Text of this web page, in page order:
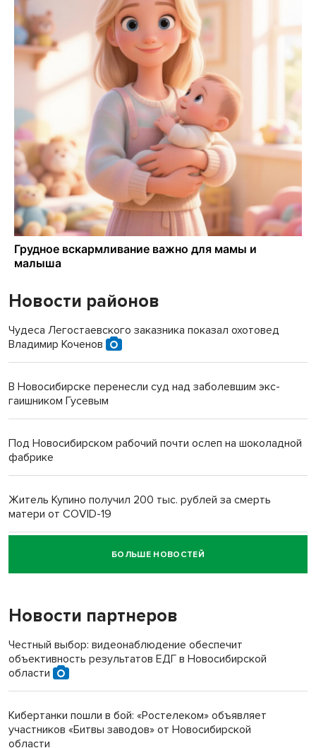
Новости районов
Чудеса Легостаевского заказника показал охотовед
Владимир Коченов
В Новосибирске перенесли суд над заболевшим экс-
гаишником Гусевым
Под Новосибирском рабочий почти ослеп на шоколадной
фабрике
Житель Купино получил 200 тыс. рублей за смерть
матери от COVID-19
Новосибирский суд наказал водителя за смерть
пенсионерки на вокзале
БОЛЬШЕ НОВОСТЕЙ
Новости партнеров
Честный выбор: видеонаблюдение обеспечит
объективность результатов ЕДГ в Новосибирской
области
Кибертанки пошли в бой: «Ростелеком» объявляет
участников «Битвы заводов» от Новосибирской
области